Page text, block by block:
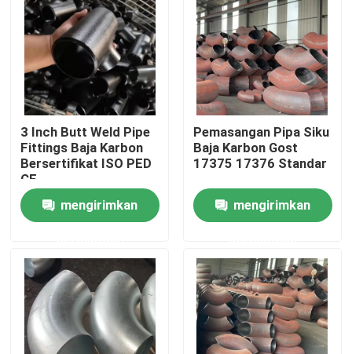
Produk
Flensa Pipa Baja
Flensa Pipa DIN
Flensa Pipa ANSI
BS 4504 Flange
EN 1092 Flange
3 Inch Butt Weld Pipe
Fittings Baja Karbon
Bersertifikat ISO PED
CE
mengirimkan
Pemasangan Pipa Siku
Baja Karbon Gost
17375 17376 Standar
mengirimkan